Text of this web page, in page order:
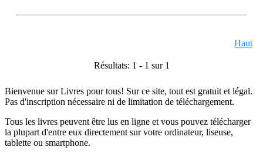
Haut
Résultats: 1 - 1 sur 1
Bienvenue sur Livres pour tous! Sur ce site, tout est gratuit et légal.
Pas d'inscription nécessaire ni de limitation de téléchargement.
Tous les livres peuvent être lus en ligne et vous pouvez télécharger
la plupart d'entre eux directement sur votre ordinateur, liseuse,
tablette ou smartphone.